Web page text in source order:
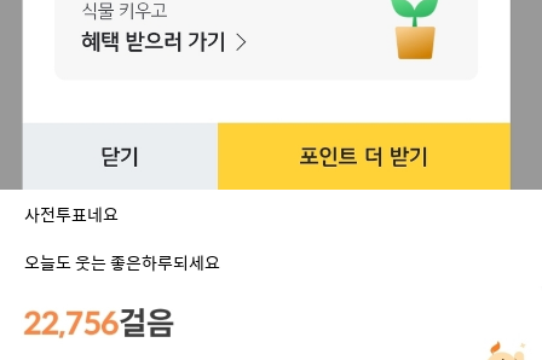
사전투표네요
오늘도 웃는 좋은하루되세요